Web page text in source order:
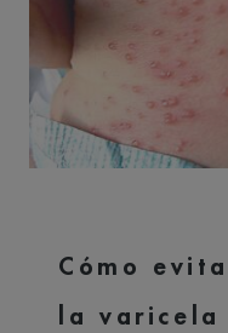
Cómo
la varicela